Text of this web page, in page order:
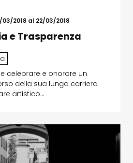
2018 al 22/03/2018
e Trasparenza
celebrare e onorare un
della sua lunga carriera
artistico…